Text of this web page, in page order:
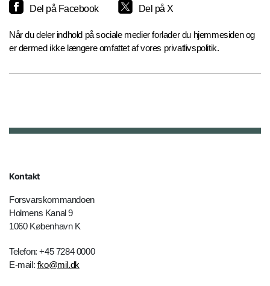
Del på Facebook Del på X
Når du deler indhold på sociale medier forlader du hjemmesiden og
er dermed ikke længere omfattet af vores privatlivspolitik.
Kontakt
Forsvarskommandoen
Holmens Kanal 9
1060 København K
Telefon: +45 7284 0000
E-mail: fko@mil.dk